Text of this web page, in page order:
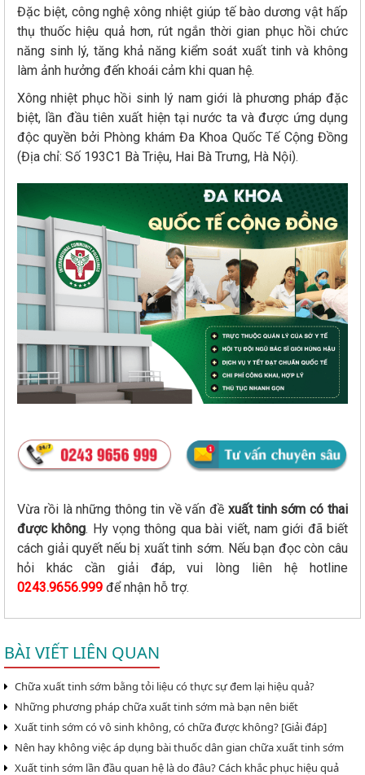
Đặc biệt, công nghệ xông nhiệt giúp tế bào dương vật hấp
thụ thuốc hiệu quả hơn, rút ngắn thời gian phục hồi chức
năng sinh lý, tăng khả năng kiểm soát xuất tinh và không
làm ảnh hưởng đến khoái cảm khi quan hệ.
Xông nhiệt phục hồi sinh lý nam giới là phương pháp đặc
biệt, lần đầu tiên xuất hiện tại nước ta và được ứng dụng
độc quyền bởi Phòng khám Đa Khoa Quốc Tế Cộng Đồng
(Địa chỉ: Số 193C1 Bà Triệu, Hai Bà Trưng, Hà Nội).
Vừa rồi là những thông tin về vấn đề xuất tinh sớm có thai
được không. Hy vọng thông qua bài viết, nam giới đã biết
cách giải quyết nếu bị xuất tinh sớm. Nếu bạn đọc còn câu
hỏi khác cần giải đáp, vui lòng liên hệ hotline
0243.9656.999 để nhận hỗ trợ.
BÀI VIẾT LIÊN QUAN
Chữa xuất tinh sớm bằng tỏi liệu có thực sự đem lại hiệu quả?
Những phương pháp chữa xuất tinh sớm mà bạn nên biết
Xuất tinh sớm có vô sinh không, có chữa được không? [Giải đáp]
Nên hay không việc áp dụng bài thuốc dân gian chữa xuất tinh sớm
Xuất tinh sớm lần đầu quan hệ là do đâu? Cách khắc phục hiệu quả